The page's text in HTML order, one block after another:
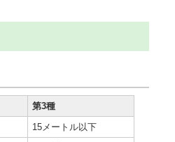
第3種
15メートル以下